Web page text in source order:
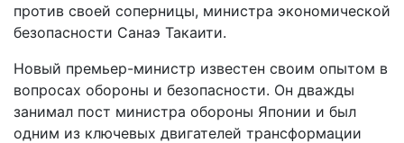
против своей соперницы, министра экономической
безопасности Санаэ Такаити.
Новый премьер-министр известен своим опытом в
вопросах обороны и безопасности. Он дважды
занимал пост министра обороны Японии и был
одним из ключевых двигателей трансформации